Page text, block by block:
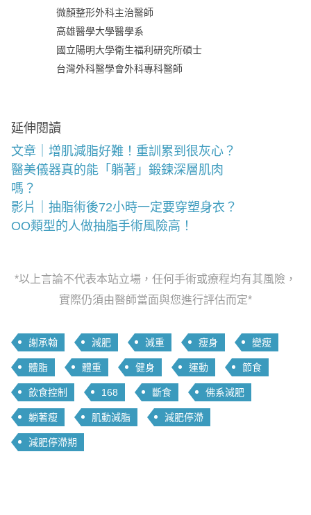
微顏整形外科主治醫師
高雄醫學大學醫學系
國立陽明大學衛生福利研究所碩士
台灣外科醫學會外科專科醫師
延伸閱讀
文章｜增肌減脂好難！重訓累到很灰心？
醫美儀器真的能「躺著」鍛鍊深層肌肉
嗎？
影片｜抽脂術後72小時一定要穿塑身衣？
OO類型的人做抽脂手術風險高！
*以上言論不代表本站立場，任何手術或療程均有其風險，
實際仍須由醫師當面與您進行評估而定*
謝承翰 減肥 減重 瘦身 變瘦
體脂 體重 健身 運動 節食
飲食控制 168 斷食 佛系減肥
躺著瘦 肌動減脂 減肥停滯
減肥停滯期